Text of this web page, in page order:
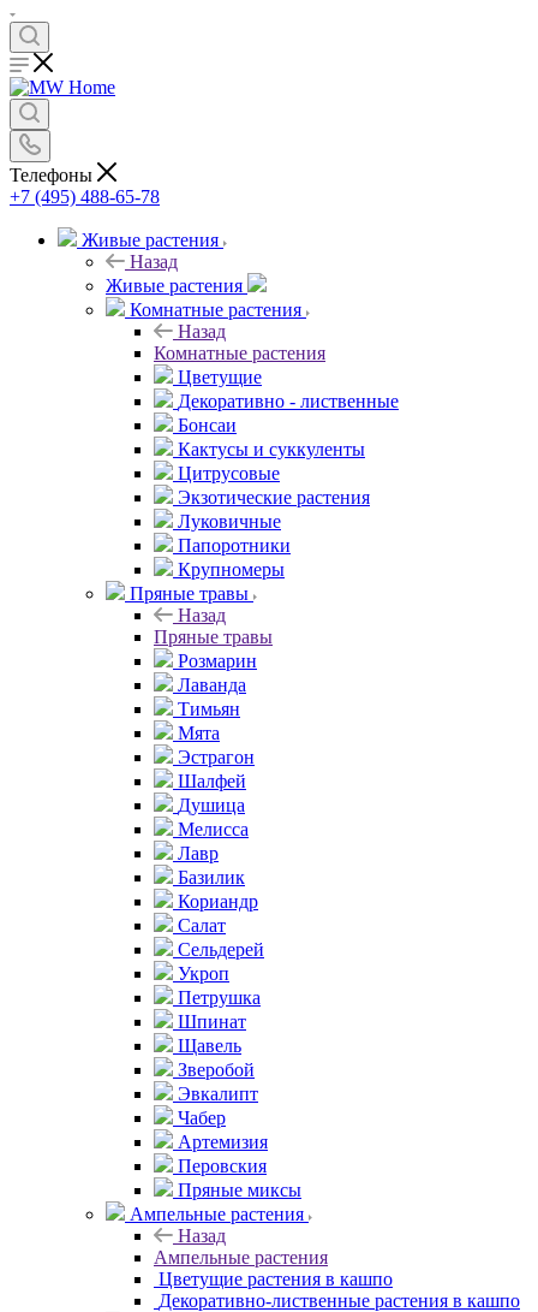
Телефоны
+7 (495) 488-65-78
Живые растения
Назад
Живые растения
Комнатные растения
Назад
Комнатные растения
Цветущие
Декоративно - лиственные
Бонсаи
Кактусы и суккуленты
Цитрусовые
Экзотические растения
Луковичные
Папоротники
Крупномеры
Пряные травы
Назад
Пряные травы
Розмарин
Лаванда
Тимьян
Мята
Эстрагон
Шалфей
Душица
Мелисса
Лавр
Базилик
Кориандр
Салат
Сельдерей
Укроп
Петрушка
Шпинат
Щавель
Зверобой
Эвкалипт
Чабер
Артемизия
Перовския
Пряные миксы
Ампельные растения
Назад
Ампельные растения
Цветущие растения в кашпо
Декоративно-лиственные растения в кашпо